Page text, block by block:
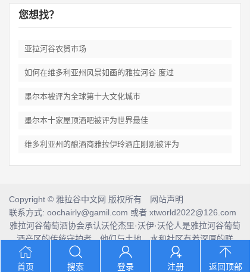
您想找？
亚拉河谷农贸市场
如何在维多利亚州风景如画的雅拉河谷 度过
墨尔本被评为全球第十大文化城市
墨尔本十家屋顶酒吧被评为世界最佳
维多利亚州的酿酒商雅拉伊玲酒庄刚刚被评为
Copyright © 雅拉谷中文网 版权所有 网站声明
联系方式: oochairly@gamil.com 或者 xtworld2022@126.com
雅拉河谷葡萄酒协会承认沃伦杰里·沃伊·沃伦人是雅拉河谷葡萄
酒产区的传统守护者，他们与土地、水和社区有着深厚的联
系。
我们向他们的前辈和当代长者致敬，并将这份敬意延伸到当今
首页 搜索 登录 注册 返回顶部